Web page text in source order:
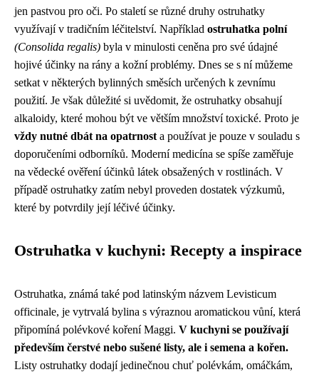
jen pastvou pro oči. Po staletí se různé druhy ostruhatky
využívají v tradičním léčitelství. Například ostruhatka polní
(Consolida regalis) byla v minulosti ceněna pro své údajné
hojivé účinky na rány a kožní problémy. Dnes se s ní můžeme
setkat v některých bylinných směsích určených k zevnímu
použití. Je však důležité si uvědomit, že ostruhatky obsahují
alkaloidy, které mohou být ve větším množství toxické. Proto je
vždy nutné dbát na opatrnost a používat je pouze v souladu s
doporučeními odborníků. Moderní medicína se spíše zaměřuje
na vědecké ověření účinků látek obsažených v rostlinách. V
případě ostruhatky zatím nebyl proveden dostatek výzkumů,
které by potvrdily její léčivé účinky.
Ostruhatka v kuchyni: Recepty a inspirace
Ostruhatka, známá také pod latinským názvem Levisticum
officinale, je vytrvalá bylina s výraznou aromatickou vůní, která
připomíná polévkové koření Maggi. V kuchyni se používají
především čerstvé nebo sušené listy, ale i semena a kořen.
Listy ostruhatky dodají jedinečnou chuť polévkám, omáčkám,